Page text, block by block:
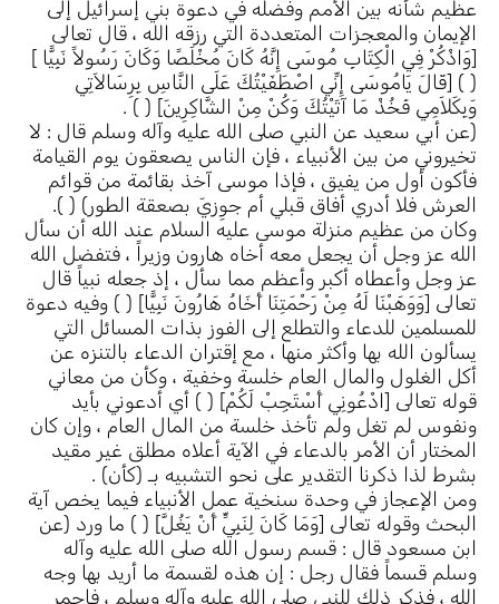
عظيم شأنه بين الأمم وفضله في دعوة بني إسرائيل إلى
الإيمان والمعجزات المتعددة التي رزقه الله ، قال تعالى
[وَاذْكُرْ فِي الْكِتَابِ مُوسَى إِنَّهُ كَانَ مُخْلَصًا وَكَانَ رَسُولاً نَبِيًّا ]
( ) [قَالَ يَامُوسَى إِنِّي اصْطَفَيْتُكَ عَلَى النَّاسِ بِرِسَالاَتِي
وَبِكَلاَمِي فَخُذْ مَا آتَيْتُكَ وَكُنْ مِنْ الشَّاكِرِينَ] ( ) .
(عن أبي سعيد عن النبي صلى الله عليه وآله وسلم قال : لا
تخيروني من بين الأنبياء ، فإن الناس يصعقون يوم القيامة
فأكون أول من يفيق ، فإذا موسى آخذ بقائمة من قوائم
العرش فلا أدري أفاق قبلي أم جوِزيَ بصعقة الطور) ( ).
وكان من عظيم منزلة موسى عليه السلام عند الله أن سأل
الله عز وجل أن يجعل معه أخاه هارون وزيراً ، فتفضل الله
عز وجل وأعطاه أكبر وأعظم مما سأل ، إذ جعله نبياً قال
تعالى [وَوَهَبْنَا لَهُ مِنْ رَحْمَتِنَا أَخَاهُ هَارُونَ نَبِيًّا] ( ) وفيه دعوة
للمسلمين للدعاء والتطلع إلى الفوز بذات المسائل التي
يسألون الله بها وأكثر منها ، مع إقتران الدعاء بالتنزه عن
أكل الغلول والمال العام خلسة وخفية ، وكأن من معاني
قوله تعالى [ادْعُونِي أَسْتَجِبْ لَكُمْ] ( ) أي أدعوني بأيد
ونفوس لم تغل ولم تأخذ خلسة من المال العام ، وإن كان
المختار أن الأمر بالدعاء في الآية أعلاه مطلق غير مقيد
بشرط لذا ذكرنا التقدير على نحو التشبيه بـ (كأن) .
ومن الإعجاز في وحدة سنخية عمل الأنبياء فيما يخص آية
البحث وقوله تعالى [وَمَا كَانَ لِنَبِيٍّ أَنْ يَغُلَّ] ( ) ما ورد (عن
ابن مسعود قال : قسم رسول الله صلى الله عليه وآله
وسلم قسماً فقال رجل : إن هذه لقسمة ما أريد بها وجه
الله ، فذكر ذلك للنبي صلى الله عليه وآله وسلم ، فاحمر